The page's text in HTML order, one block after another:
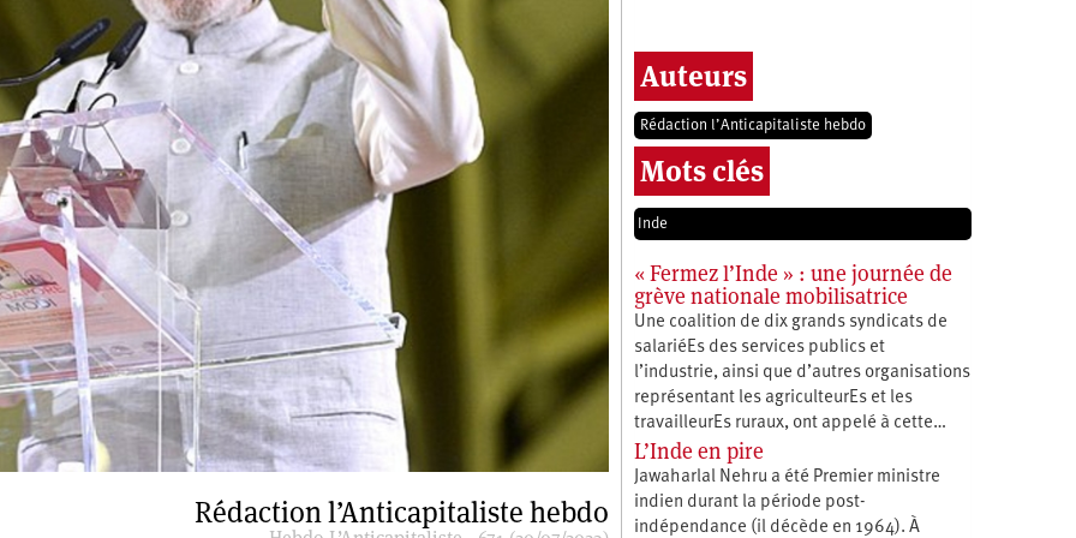
Rédaction l’Anticapitaliste hebdo
Auteurs
Rédaction l’Anticapitaliste hebdo
Mots clés
Inde
« Fermez l’Inde » : une journée de
grève nationale mobilisatrice
Une coalition de dix grands syndicats de
salariéEs des services publics et
l’industrie, ainsi que d’autres organisations
représentant les agriculteurEs et les
travailleurEs ruraux, ont appelé à cette…
L’Inde en pire
Jawaharlal Nehru a été Premier ministre
indien durant la période post-
indépendance (il décède en 1964). À